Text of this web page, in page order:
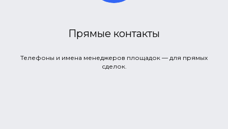
Прямые контакты
Телефоны и имена менеджеров площадок — для прямых
сделок.